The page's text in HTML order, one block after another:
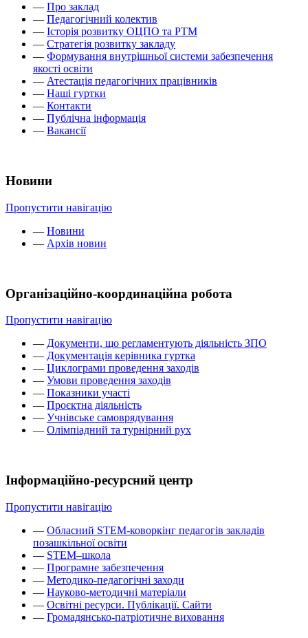
— Про заклад
— Педагогічний колектив
— Історія розвитку ОЦПО та РТМ
— Стратегія розвитку закладу
— Формування внутрішньої системи забезпечення
якості освіти
— Атестація педагогічних працівників
— Наші гуртки
— Контакти
— Публічна інформація
— Вакансії
Новини
Пропустити навігацію
— Новини
— Архів новин
Організаційно-координаційна робота
Пропустити навігацію
— Документи, що регламентують діяльність ЗПО
— Документація керівника гуртка
— Циклограми проведення заходів
— Умови проведення заходів
— Показники участі
— Проєктна діяльність
— Учнівське самоврядування
— Олімпіадний та турнірний рух
Інформаційно-ресурсний центр
Пропустити навігацію
— Обласний STEM-коворкінг педагогів закладів
позашкільної освіти
— STEM–школа
— Програмне забезпечення
— Методико-педагогічні заходи
— Науково-методичні матеріали
— Освітні ресурси. Публікації. Сайти
— Громадянсько-патріотичне виховання